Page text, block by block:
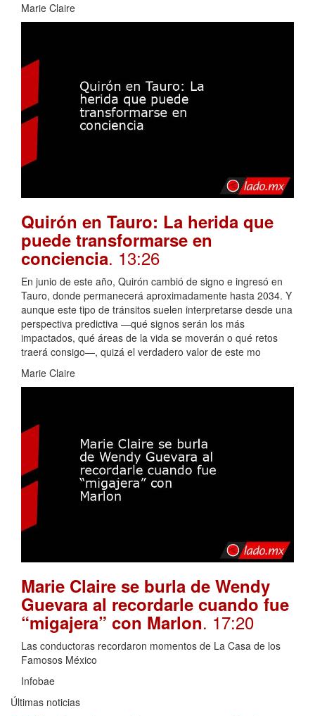
Marie Claire
Quirón en Tauro: La herida que
puede transformarse en
conciencia. 13:26
En junio de este año, Quirón cambió de signo e ingresó en
Tauro, donde permanecerá aproximadamente hasta 2034. Y
aunque este tipo de tránsitos suelen interpretarse desde una
perspectiva predictiva —qué signos serán los más
impactados, qué áreas de la vida se moverán o qué retos
traerá consigo—, quizá el verdadero valor de este mo
Marie Claire
Marie Claire se burla de Wendy
Guevara al recordarle cuando fue
“migajera” con Marlon. 17:20
Las conductoras recordaron momentos de La Casa de los
Famosos México
Infobae
Últimas noticias